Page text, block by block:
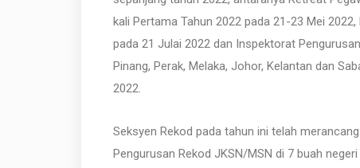
kali Pertama Tahun 2022 pada 21-23 Mei
pada 21 Julai 2022 dan Inspektorat
Pinang, Perak, Melaka, Johor, Kelantan dan
2022.
Seksyen Rekod pada tahun ini telah
Pengurusan Rekod JKSN/MSN di 7 buah